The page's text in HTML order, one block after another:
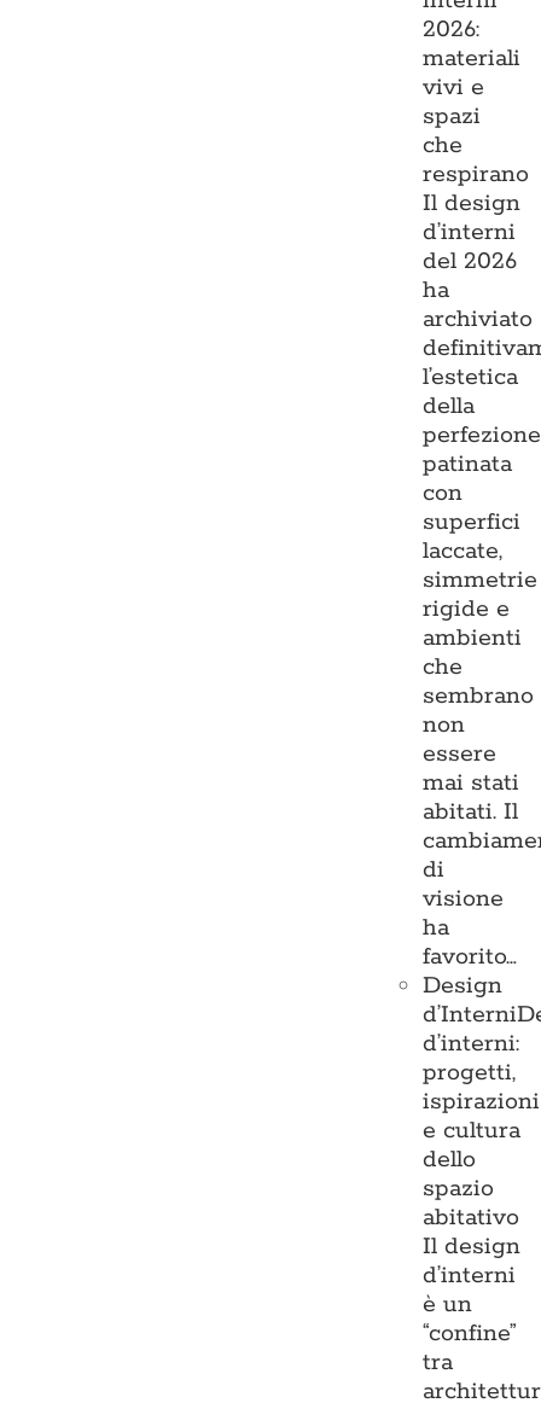
2026:
materiali
vivi e
spazi
che
respirano
Il design
d’interni
del 2026
ha
archiviato
l’estetica
della
perfezione
patinata
con
superfici
laccate,
simmetrie
rigide e
ambienti
che
sembrano
non
essere
mai stati
abitati. Il
di
visione
ha
favorito…
Design
d’Interni
d’interni:
progetti,
ispirazioni
e cultura
dello
spazio
abitativo
Il design
d’interni
è un
“confine”
tra